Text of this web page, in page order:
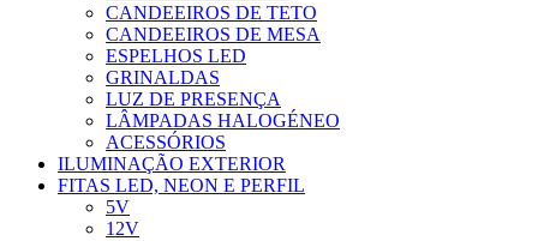
CANDEEIROS DE TETO
CANDEEIROS DE MESA
ESPELHOS LED
GRINALDAS
LUZ DE PRESENÇA
LÂMPADAS HALOGÉNEO
ACESSÓRIOS
ILUMINAÇÃO EXTERIOR
FITAS LED, NEON E PERFIL
5V
12V